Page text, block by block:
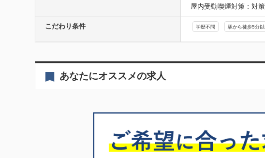
屋内受動喫煙対策：対
こだわり条件 学歴不問 駅から徒歩5分以
あなたにオススメの求人